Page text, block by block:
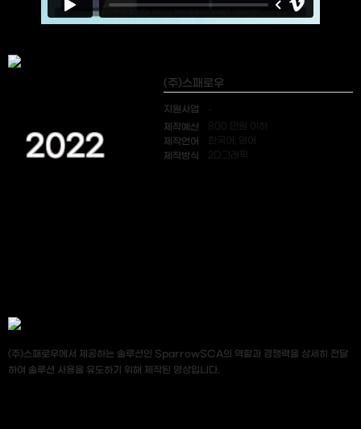
2022
(주)스패로우
지원사업
제작예산 800 만원 이하
제작언어 한국어, 영어
제작방식 2D그래픽
(주)스패로우에서 제공하는 솔루션인 SparrowSCA의 역할과 경쟁력을 상세히 전달
하여 솔루션 사용을 유도하기 위해 제작된 영상입니다.